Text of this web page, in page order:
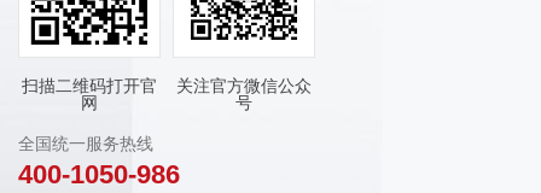
扫描二维码打开官
网
关注官方微信公众
号
全国统一服务热线
400-1050-986